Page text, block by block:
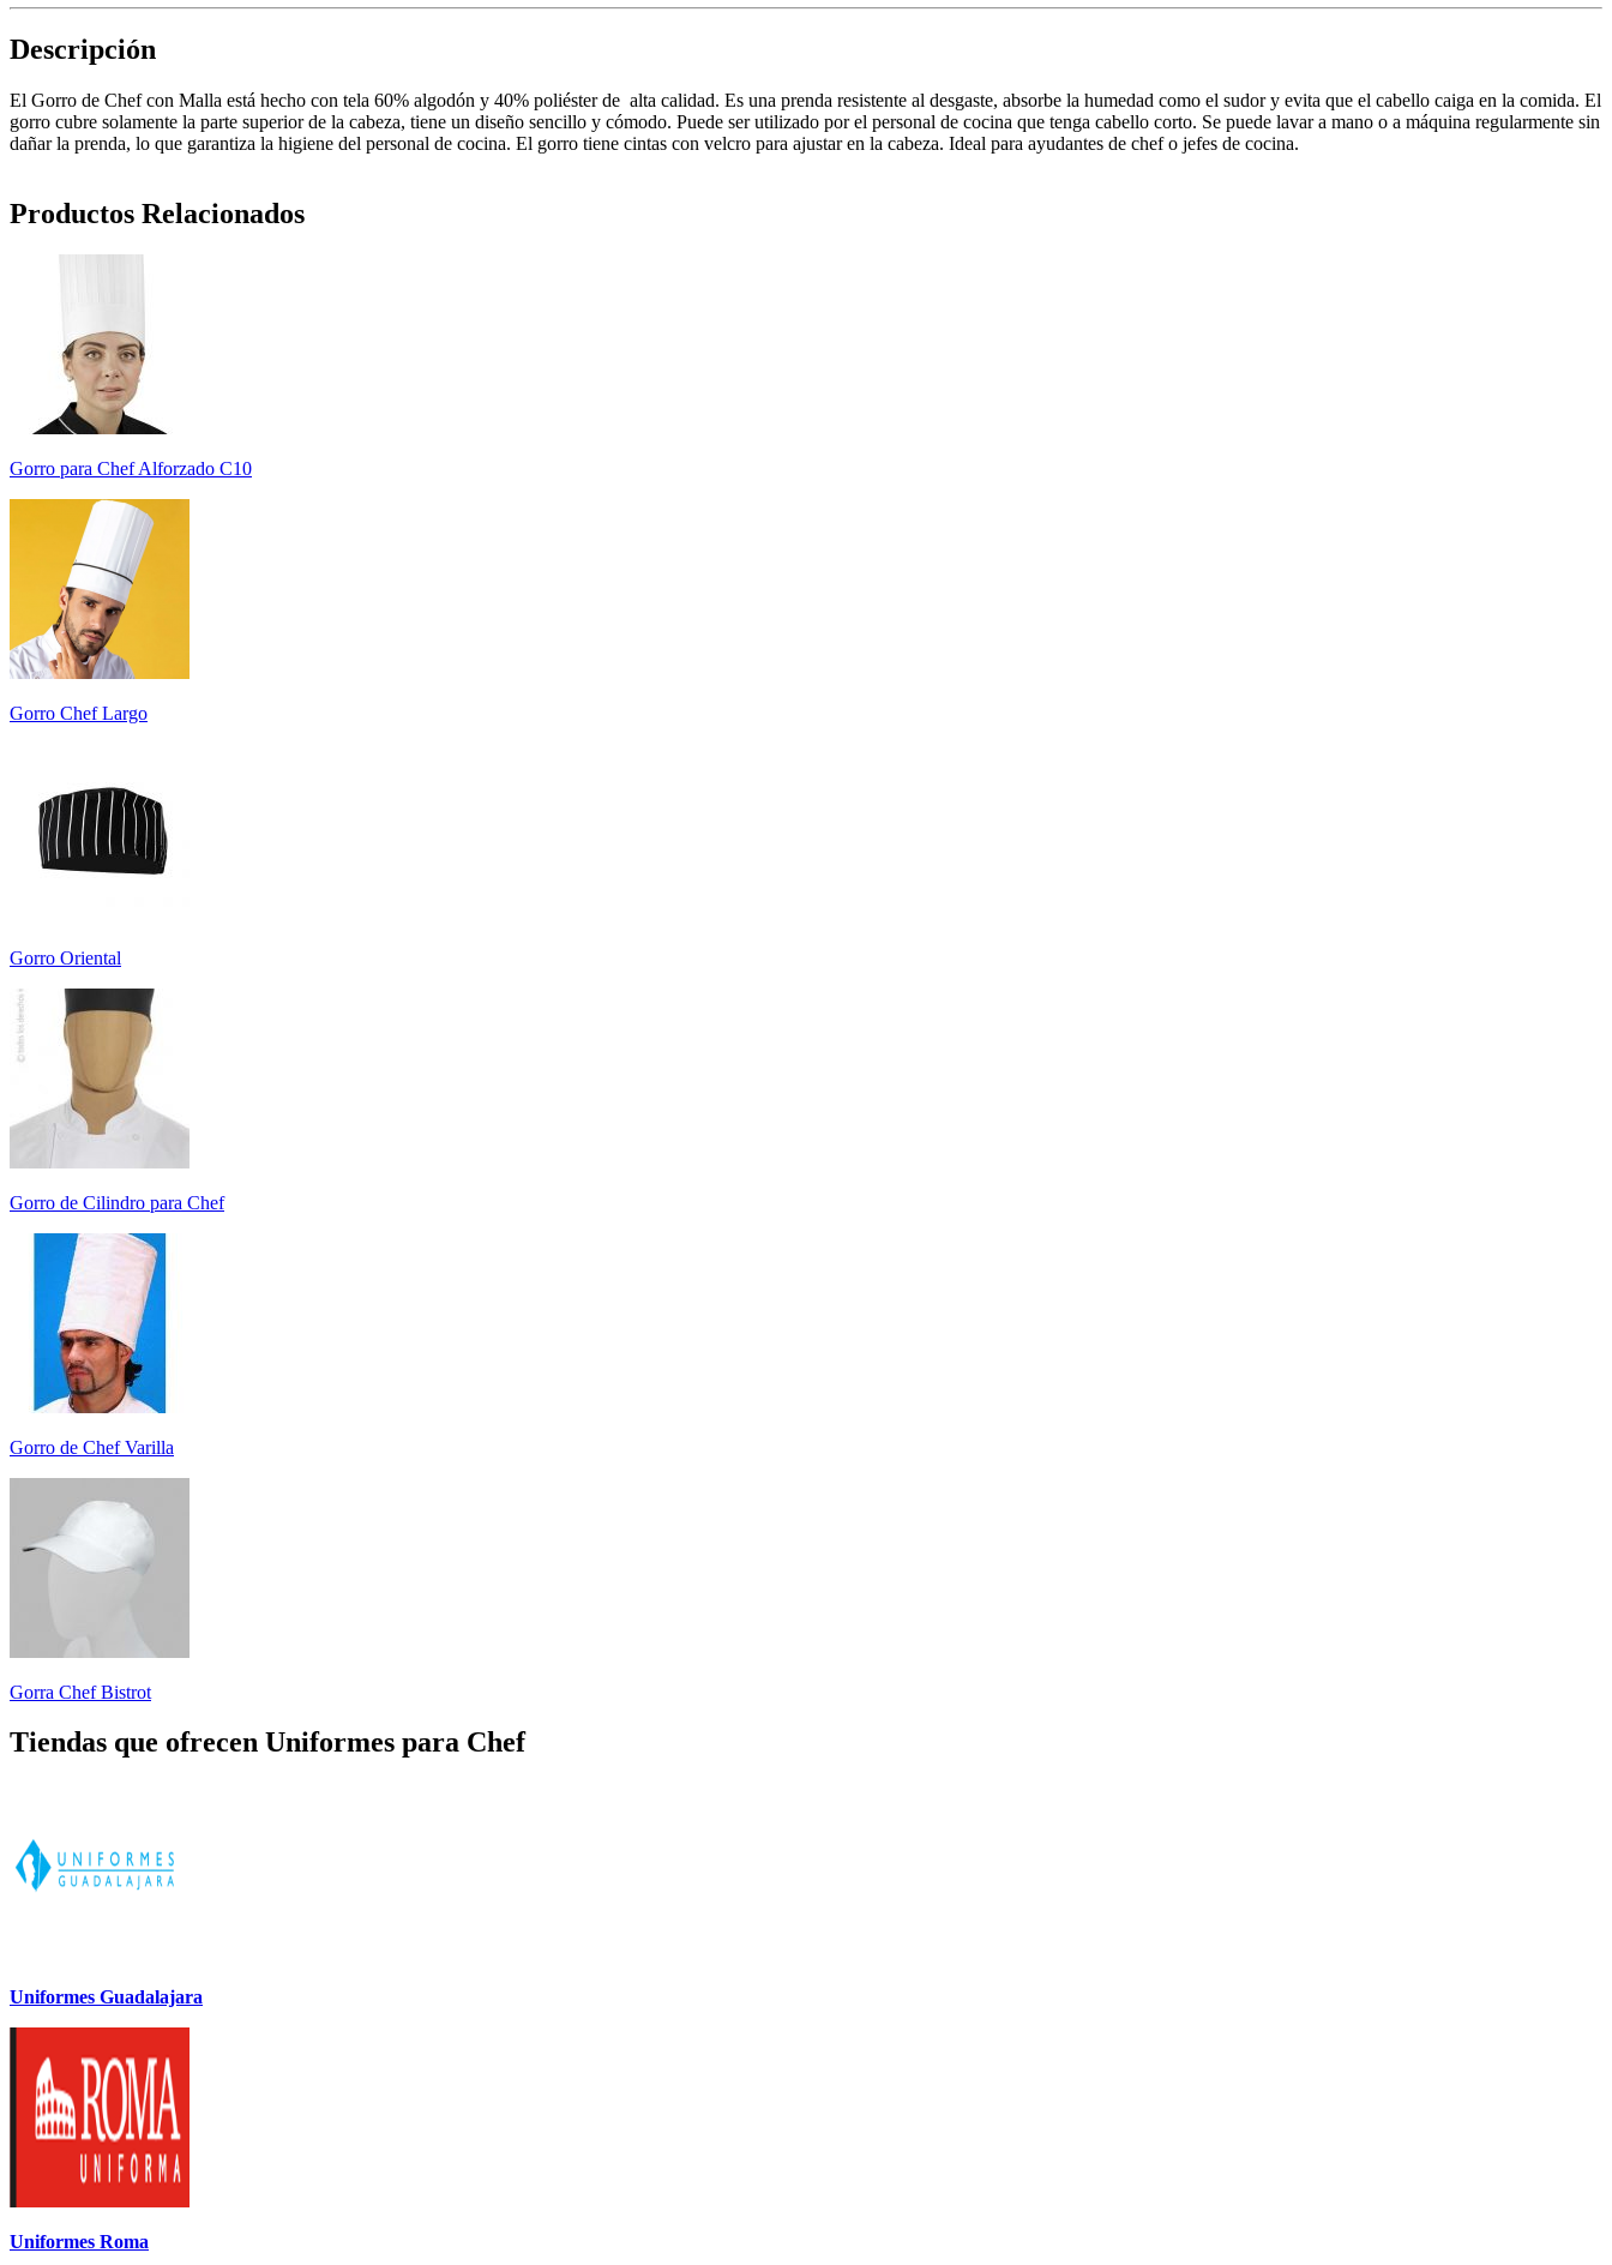
Descripción
El Gorro de Chef con Malla está hecho con tela 60% algodón y 40% poliéster de alta calidad. Es una prenda resistente al desgaste, absorbe la humedad como el sudor y evita que el cabello caiga en la comida. El
gorro cubre solamente la parte superior de la cabeza, tiene un diseño sencillo y cómodo. Puede ser utilizado por el personal de cocina que tenga cabello corto. Se puede lavar a mano o a máquina regularmente sin
dañar la prenda, lo que garantiza la higiene del personal de cocina. El gorro tiene cintas con velcro para ajustar en la cabeza. Ideal para ayudantes de chef o jefes de cocina.
Productos Relacionados
Gorro para Chef Alforzado C10
Gorro Chef Largo
Gorro Oriental
Gorro de Cilindro para Chef
Gorro de Chef Varilla
Gorra Chef Bistrot
Tiendas que ofrecen Uniformes para Chef
Uniformes Guadalajara
Uniformes Roma